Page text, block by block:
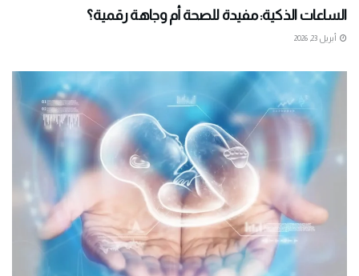
الساعات الذكية: مفيدة للصحة أم وجاهة رقمية؟
أبريل 23, 2026